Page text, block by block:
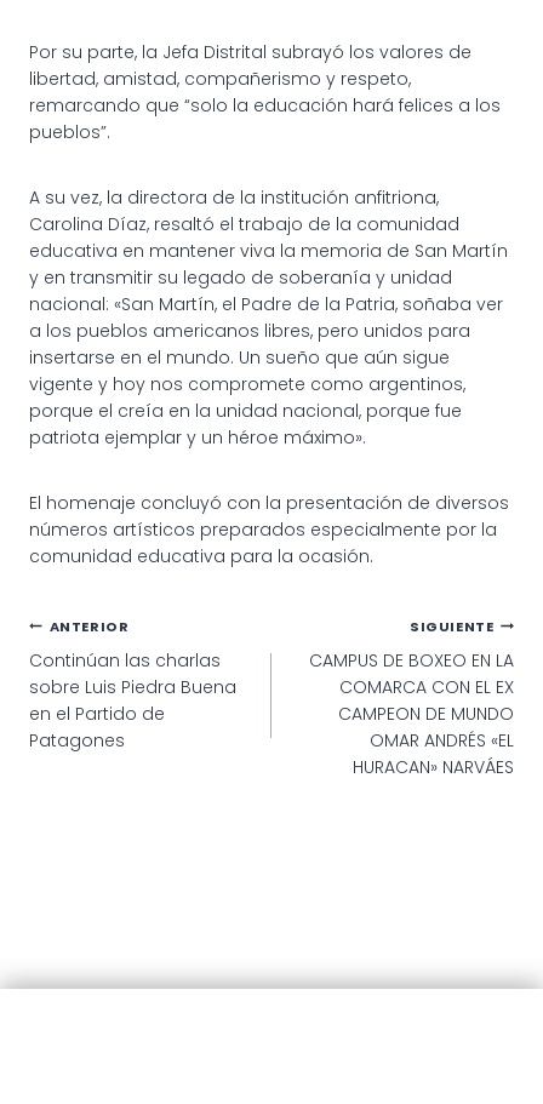
Por su parte, la Jefa Distrital subrayó los valores de
libertad, amistad, compañerismo y respeto,
remarcando que “solo la educación hará felices a los
pueblos”.
A su vez, la directora de la institución anfitriona,
Carolina Díaz, resaltó el trabajo de la comunidad
educativa en mantener viva la memoria de San Martín
y en transmitir su legado de soberanía y unidad
nacional: «San Martín, el Padre de la Patria, soñaba ver
a los pueblos americanos libres, pero unidos para
insertarse en el mundo. Un sueño que aún sigue
vigente y hoy nos compromete como argentinos,
porque el creía en la unidad nacional, porque fue
patriota ejemplar y un héroe máximo».
El homenaje concluyó con la presentación de diversos
números artísticos preparados especialmente por la
comunidad educativa para la ocasión.
Navegación
de
entradas
ANTERIOR
Continúan las charlas
sobre Luis Piedra Buena
en el Partido de
Patagones
SIGUIENTE
CAMPUS DE BOXEO EN LA
COMARCA CON EL EX
CAMPEON DE MUNDO
OMAR ANDRÉS «EL
HURACAN» NARVÁES